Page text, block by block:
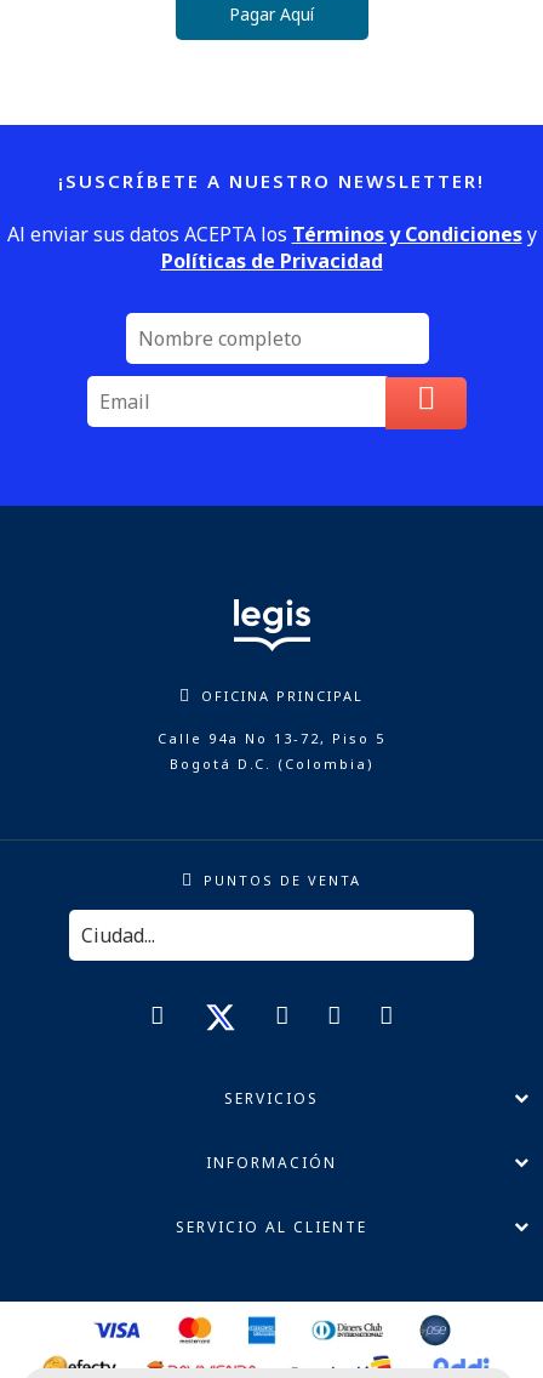
Pagar Aquí
¡SUSCRÍBETE A NUESTRO NEWSLETTER!
Al enviar sus datos ACEPTA los Términos y Condicionesy
Políticas de Privacidad
OFICINA PRINCIPAL
Calle 94a No 13-72, Piso 5
Bogotá D.C. (Colombia)
PUNTOS DE VENTA
SERVICIOS
INFORMACIÓN
SERVICIO AL CLIENTE